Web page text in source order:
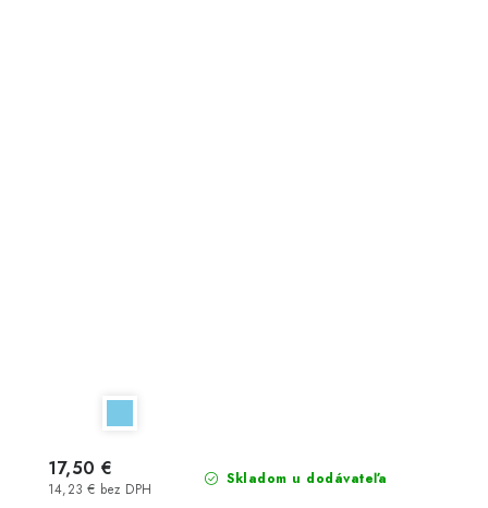
Skladom u dodávateľa
14,23 € bez DPH
17,50 €